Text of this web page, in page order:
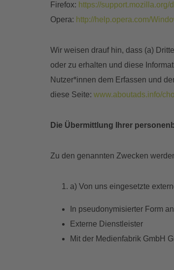
Firefox: https://
Opera: http://help.opera.com/
Wir weisen drauf hin, dass (a)
oder zu erhalten und diese
Nutzer*innen dem Erfassen und
diese Seite: www.aboutads.info/
Die Übermittlung Ihrer
Zu den genannten Zwecken
a) Von uns eingesetzte
In pseudonymisierter Form
Externe Dienstleister
Mit der Medienfabrik GmbH